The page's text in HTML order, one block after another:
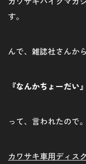
す。
んで、雑誌社さんから
『なんかちょーだい』
って、言われたので。
カワサキ車用ディス